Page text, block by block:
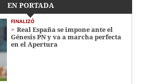
EN PORTADA
FINALIZÓ
Real España se impone ante el
Génesis PN y va a marcha perfecta
en el Apertura